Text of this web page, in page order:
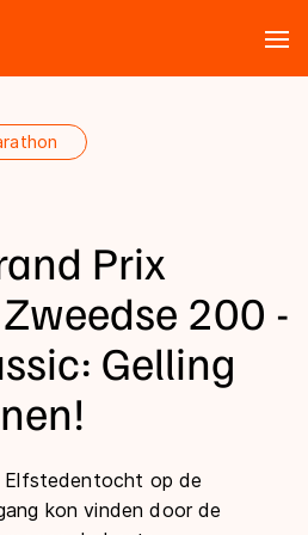
Prix
200 -
Gelling
op de
kon vinden door de